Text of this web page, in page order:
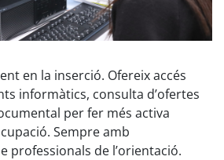
en la inserció. Ofereix accés
informàtics, consulta d’ofertes
per fer més activa
Sempre amb
professionals de l’orientació.